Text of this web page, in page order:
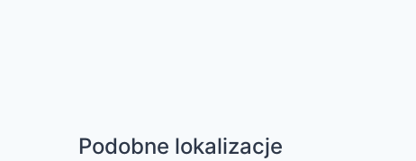
Podobne lokalizacje